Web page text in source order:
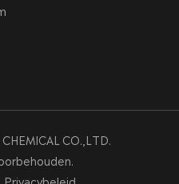
CHEMICAL CO.,LTD.
Privacybeleid